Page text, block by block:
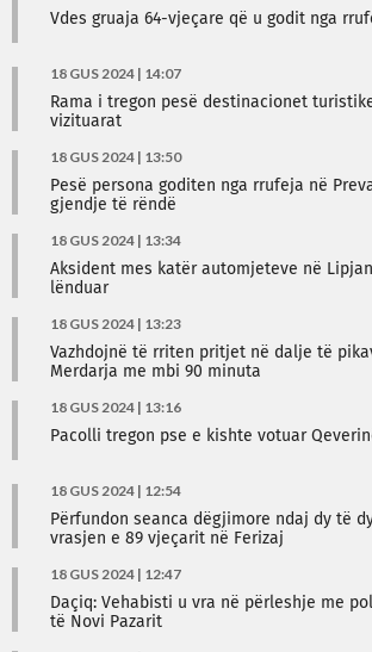
Vdes gruaja 64-vjeçare që u godit nga
18 GUS 2024 | 14:07
Rama i tregon pesë destinacionet
vizituarat
18 GUS 2024 | 13:50
Pesë persona goditen nga rrufeja në
gjendje të rëndë
18 GUS 2024 | 13:34
Aksident mes katër automjeteve në
lënduar
18 GUS 2024 | 13:23
Vazhdojnë të rriten pritjet në dalje të
Merdarja me mbi 90 minuta
18 GUS 2024 | 13:16
Pacolli tregon pse e kishte votuar
18 GUS 2024 | 12:54
Përfundon seanca dëgjimore ndaj dy të
vrasjen e 89 vjeçarit në Ferizaj
18 GUS 2024 | 12:47
Daçiq: Vehabisti u vra në përleshje me
të Novi Pazarit